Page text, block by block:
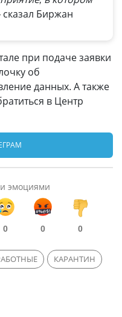
сказал Биржан
при подаче заявки
об
данных. А также
в Центр
эмоциями
0 0 0
КАРАНТИН